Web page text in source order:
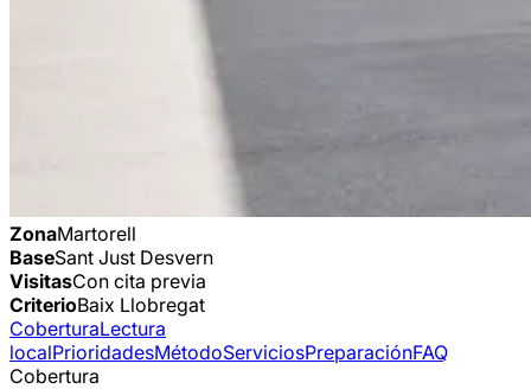
ZonaMartorell
BaseSant Just Desvern
VisitasCon cita previa
CriterioBaix Llobregat
CoberturaLectura
localPrioridadesMétodoServiciosPreparaciónFAQ
Cobertura